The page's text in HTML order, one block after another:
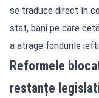
se traduce direct în
stat, bani pe care
a atrage fondurile
Reformele
restanțe